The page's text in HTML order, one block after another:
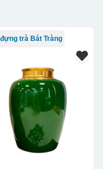
đựng trà Bát Tràng